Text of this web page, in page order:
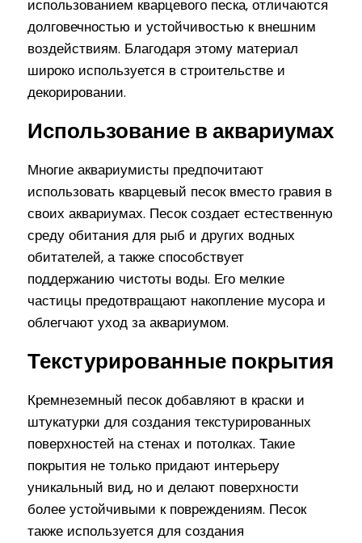
использованием кварцевого песка, отличаются
долговечностью и устойчивостью к внешним
воздействиям. Благодаря этому материал
широко используется в строительстве и
декорировании.
Использование в аквариумах
Многие аквариумисты предпочитают
использовать кварцевый песок вместо гравия в
своих аквариумах. Песок создает естественную
среду обитания для рыб и других водных
обитателей, а также способствует
поддержанию чистоты воды. Его мелкие
частицы предотвращают накопление мусора и
облегчают уход за аквариумом.
Текстурированные покрытия
Кремнеземный песок добавляют в краски и
штукатурки для создания текстурированных
поверхностей на стенах и потолках. Такие
покрытия не только придают интерьеру
уникальный вид, но и делают поверхности
более устойчивыми к повреждениям. Песок
также используется для создания